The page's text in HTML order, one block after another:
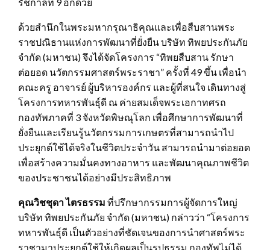
รัชกาลที่ 9 อีกด้วย
ด้วยสำนึกในพระมหากรุณาธิคุณและเพื่อสืบสานพระ
ราชปณิธานแห่งการพัฒนาที่ยั่งยืน บริษัท ทิพยประกันภัย
จำกัด (มหาชน) จึงได้จัดโครงการ “ทิพยสืบสาน รักษา
ต่อยอด นวัตกรรมศาสตร์พระราชา” ครั้งที่ 49 ขึ้น เพื่อนำ
คณะครู อาจารย์ ผู้บริหารองค์กร และผู้ที่สนใจ เดินทางสู่
โครงการทหารพันธุ์ดี ณ ค่ายสมเด็จพระเอกาทศรถ
กองทัพภาคที่ 3 จังหวัดพิษณุโลก เพื่อศึกษาการพัฒนาที่
ยั่งยืนและเรียนรู้นวัตกรรมการเกษตรที่สามารถนำไป
ประยุกต์ใช้ได้จริงในชีวิตประจำวัน สามารถนำมาต่อยอด
เพื่อสร้างความมั่นคงทางอาหาร และพัฒนาคุณภาพชีวิต
ของประชาชนได้อย่างมีประสิทธิภาพ
คุณวิชชุดา ไตรธรรม ที่ปรึกษากรรมการผู้จัดการใหญ่
บริษัท ทิพยประกันภัย จำกัด (มหาชน) กล่าวว่า “โครงการ
ทหารพันธุ์ดี เป็นตัวอย่างที่ชัดเจนของการนำศาสตร์พระ
ราชามาประยุกต์ใช้ให้เกิดผลเป็นรูปธรรม กองทัพไม่ได้